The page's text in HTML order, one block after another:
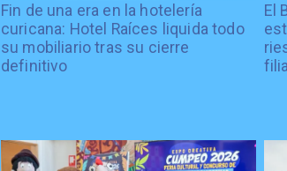
Fin de una era en la hotelería
curicana: Hotel Raíces liquida todo
su mobiliario tras su cierre
definitivo
El
filial